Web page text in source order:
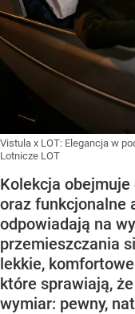
Vistula x LOT: Elegancja w
Lotnicze LOT
Kolekcja
oraz funkcjonalne
odpowiadają na
przemieszczania
lekkie,
które sprawiają,
wymiar: pewny,